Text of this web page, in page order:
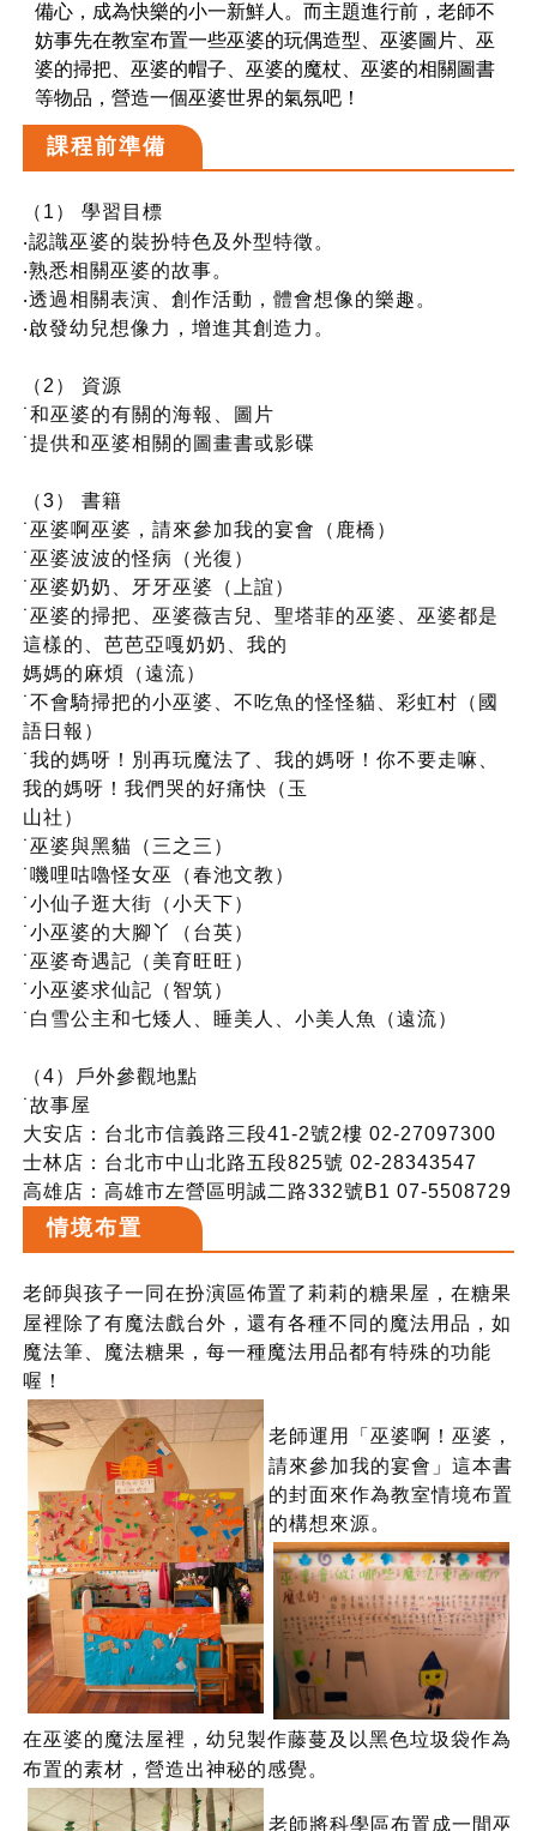
備心，成為快樂的小一新鮮人。而主題進行前，老師不
妨事先在教室布置一些巫婆的玩偶造型、巫婆圖片、巫
婆的掃把、巫婆的帽子、巫婆的魔杖、巫婆的相關圖書
等物品，營造一個巫婆世界的氣氛吧！
課程前準備
（1） 學習目標
‧認識巫婆的裝扮特色及外型特徵。
‧熟悉相關巫婆的故事。
‧透過相關表演、創作活動，體會想像的樂趣。
‧啟發幼兒想像力，增進其創造力。
（2） 資源
˙和巫婆的有關的海報、圖片
˙提供和巫婆相關的圖畫書或影碟
（3） 書籍
˙巫婆啊巫婆，請來參加我的宴會（鹿橋）
˙巫婆波波的怪病（光復）
˙巫婆奶奶、牙牙巫婆（上誼）
˙巫婆的掃把、巫婆薇吉兒、聖塔菲的巫婆、巫婆都是
這樣的、芭芭亞嘎奶奶、我的
媽媽的麻煩（遠流）
˙不會騎掃把的小巫婆、不吃魚的怪怪貓、彩虹村（國
語日報）
˙我的媽呀！別再玩魔法了、我的媽呀！你不要走嘛、
我的媽呀！我們哭的好痛快（玉
山社）
˙巫婆與黑貓（三之三）
˙嘰哩咕嚕怪女巫（春池文教）
˙小仙子逛大街（小天下）
˙小巫婆的大腳丫（台英）
˙巫婆奇遇記（美育旺旺）
˙小巫婆求仙記（智筑）
˙白雪公主和七矮人、睡美人、小美人魚（遠流）
（4）戶外參觀地點
˙故事屋
大安店：台北市信義路三段41-2號2樓 02-27097300
士林店：台北市中山北路五段825號 02-28343547
高雄店：高雄市左營區明誠二路332號B1 07-5508729
情境布置
老師與孩子一同在扮演區佈置了莉莉的糖果屋，在糖果
屋裡除了有魔法戲台外，還有各種不同的魔法用品，如
魔法筆、魔法糖果，每一種魔法用品都有特殊的功能
喔！
老師運用「巫婆啊！巫婆，
請來參加我的宴會」這本書
的封面來作為教室情境布置
的構想來源。
在巫婆的魔法屋裡，幼兒製作藤蔓及以黑色垃圾袋作為
布置的素材，營造出神秘的感覺。
老師將科學區布置成一間巫